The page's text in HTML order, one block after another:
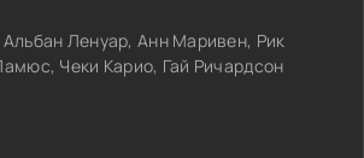
Ленуар, Анн Маривен, Рик
Чеки Карио, Гай Ричардсон